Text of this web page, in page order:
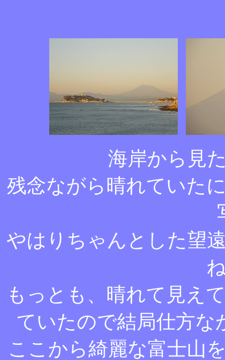
海岸から見
残念ながら晴れていた
やはりちゃんとした望
もっとも、晴れて見え
ていたので結局仕方
ここから綺麗な富士山